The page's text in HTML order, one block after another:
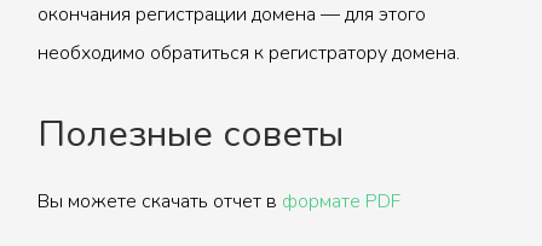
окончания регистрации домена — для этого
необходимо обратиться к регистратору домена.
Полезные советы
Вы можете скачать отчет в формате PDF